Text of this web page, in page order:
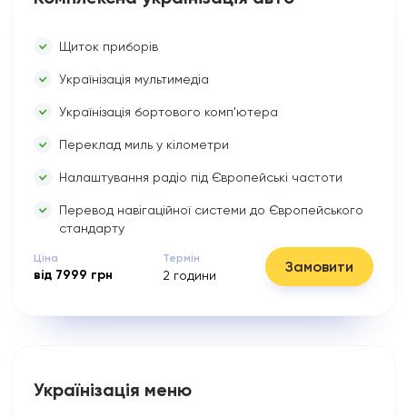
Щиток приборів
Українізація мультимедіа
Українізація бортового комп'ютера
Переклад миль у кілометри
Налаштування радіо під Європейські частоти
Перевод навігаційної системи до Європейського
стандарту
Ціна
від 7999 грн
Термін
2 години Замовити
Українізація меню